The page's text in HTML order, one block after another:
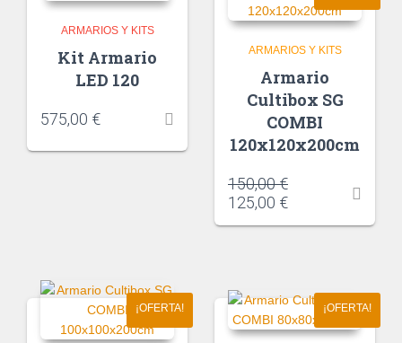
ARMARIOS Y KITS
Kit Armario
LED 120
575,00 €
ARMARIOS Y KITS
Armario
Cultibox SG
COMBI
120x120x200cm
150,00€
125,00 €
¡OFERTA! ¡OFERTA!